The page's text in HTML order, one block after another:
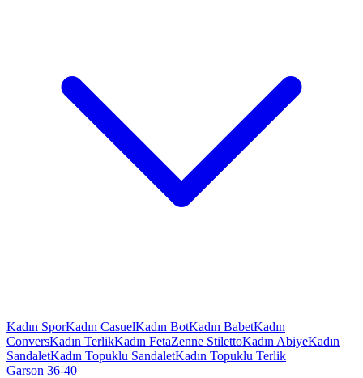
Kadın SporKadın CasuelKadın BotKadın BabetKadın
ConversKadın TerlikKadın FetaZenne StilettoKadın AbiyeKadın
SandaletKadın Topuklu SandaletKadın Topuklu Terlik
Garson 36-40